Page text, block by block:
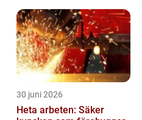
30 juni 2026
Heta arbeten: Säker